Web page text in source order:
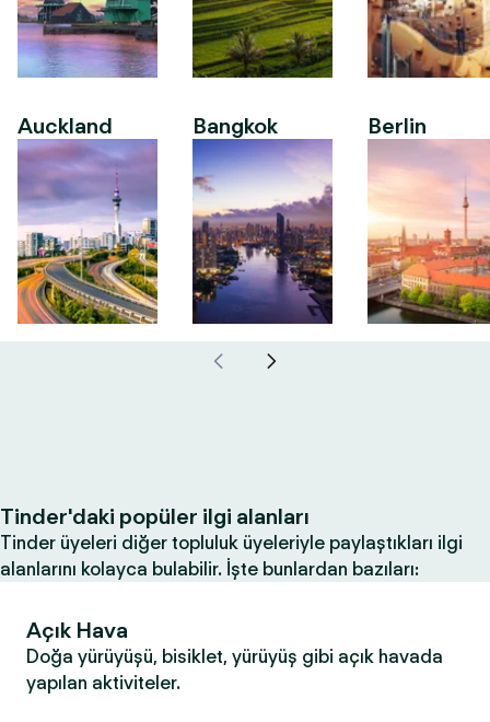
Auckland Bangkok Berlin
Tinder'daki popüler ilgi alanları
Tinder üyeleri diğer topluluk üyeleriyle paylaştıkları ilgi
alanlarını kolayca bulabilir. İşte bunlardan bazıları:
Açık Hava
Doğa yürüyüşü, bisiklet, yürüyüş gibi açık havada
yapılan aktiviteler.